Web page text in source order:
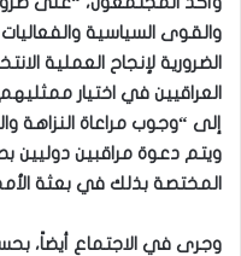
والقوى السياسية
الضرورية لإنجاح العملية
العراقيين في اختيار
إلى “وجوب مراعاة النزاهة
ويتم دعوة مراقبين دوليين
المختصة بذلك في بعثة
وجرى في الاجتماع أيضاً،